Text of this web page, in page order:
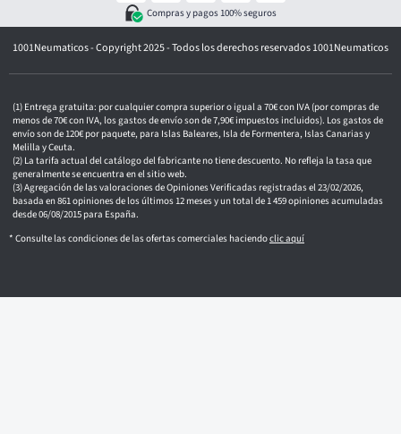
n
o
Compras y pagos 100% seguros
1001Neumaticos - Copyright 2025 - Todos los derechos reservados 1001Neumaticos
Entrega gratuita: por cualquier compra superior o igual a 70€ con IVA (por compras de
menos de 70€ con IVA, los gastos de envío son de 7,90€ impuestos incluidos). Los gastos de
envío son de 120€ por paquete, para Islas Baleares, Isla de Formentera, Islas Canarias y
Melilla y Ceuta.
La tarifa actual del catálogo del fabricante no tiene descuento. No refleja la tasa que
generalmente se encuentra en el sitio web.
Agregación de las valoraciones de Opiniones Verificadas registradas el 23/02/2026,
basada en 861 opiniones de los últimos 12 meses y un total de 1 459 opiniones acumuladas
desde 06/08/2015 para España.
* Consulte las condiciones de las ofertas comerciales haciendoclic aquí